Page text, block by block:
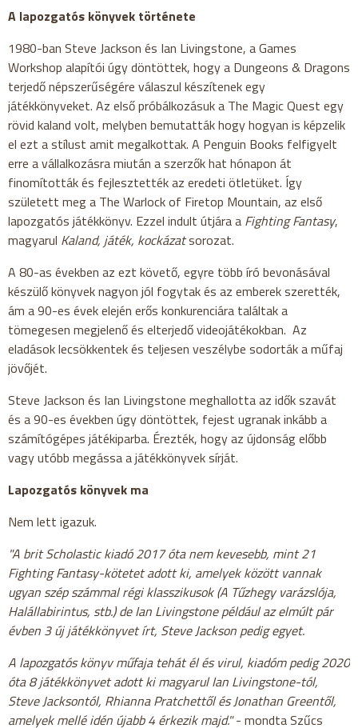
A lapozgatós könyvek története
1980-ban Steve Jackson és Ian Livingstone, a Games
Workshop alapítói úgy döntöttek, hogy a Dungeons & Dragons
terjedő népszerűségére válaszul készítenek egy
játékkönyveket. Az első próbálkozásuk a The Magic Quest egy
rövid kaland volt, melyben bemutatták hogy hogyan is képzelik
el ezt a stílust amit megalkottak. A Penguin Books felfigyelt
erre a vállalkozásra miután a szerzők hat hónapon át
finomították és fejlesztették az eredeti ötletüket. Így
született meg a The Warlock of Firetop Mountain, az első
lapozgatós játékkönyv. Ezzel indult útjára a Fighting Fantasy,
magyarul Kaland, játék, kockázatsorozat.
A 80-as években az ezt követő, egyre több író bevonásával
készülő könyvek nagyon jól fogytak és az emberek szerették,
ám a 90-es évek elején erős konkurenciára találtak a
tömegesen megjelenő és elterjedő videojátékokban. Az
eladások lecsökkentek és teljesen veszélybe sodorták a műfaj
jövőjét.
Steve Jackson és Ian Livingstone meghallotta az idők szavát
és a 90-es években úgy döntöttek, fejest ugranak inkább a
számítógépes játékiparba. Érezték, hogy az újdonság előbb
vagy utóbb megássa a játékkönyvek sírját.
Lapozgatós könyvek ma
Nem lett igazuk.
"A brit Scholastic kiadó 2017 óta nem kevesebb, mint 21
Fighting Fantasy-kötetet adott ki, amelyek között vannak
ugyan szép számmal régi klasszikusok (A Tűzhegy varázslója,
Halállabirintus, stb.) de Ian Livingstone például az elmúlt pár
évben 3 új játékkönyvet írt, Steve Jackson pedig egyet.
A lapozgatós könyv műfaja tehát él és virul, kiadóm pedig 2020
óta 8 játékkönyvet adott ki magyarul Ian Livingstone-tól,
Steve Jacksontól, Rhianna Pratchettől és Jonathan Greentől,
amelyek mellé idén újabb 4 érkezik majd."- mondta Szűcs